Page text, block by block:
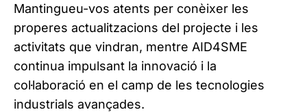
Mantingueu-vos atents per conèixer les
properes actualitzacions del projecte i les
activitats que vindran, mentre AID4SME
continua impulsant la innovació i la
col·laboració en el camp de les tecnologies
industrials avançades.